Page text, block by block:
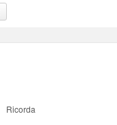
Ricorda